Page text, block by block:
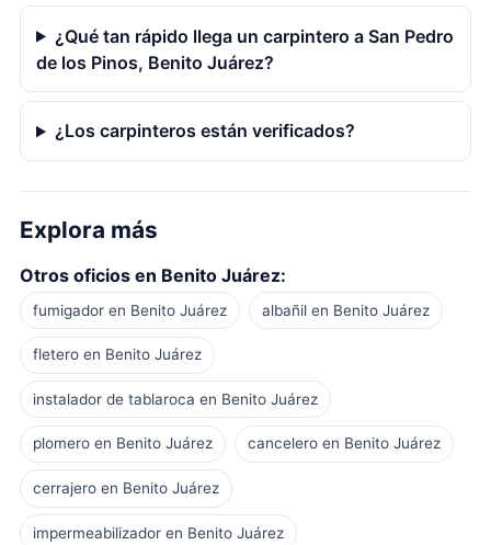
¿Qué tan rápido llega un carpintero a San Pedro
de los Pinos, Benito Juárez?
¿Los carpinteros están verificados?
Explora más
Otros oficios en Benito Juárez:
fumigador en Benito Juárez albañil en Benito Juárez
fletero en Benito Juárez
instalador de tablaroca en Benito Juárez
plomero en Benito Juárez cancelero en Benito Juárez
cerrajero en Benito Juárez
impermeabilizador en Benito Juárez